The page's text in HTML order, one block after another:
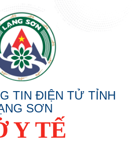
TIN ĐIỆN TỬ TỈNH
SƠN
Y TẾ